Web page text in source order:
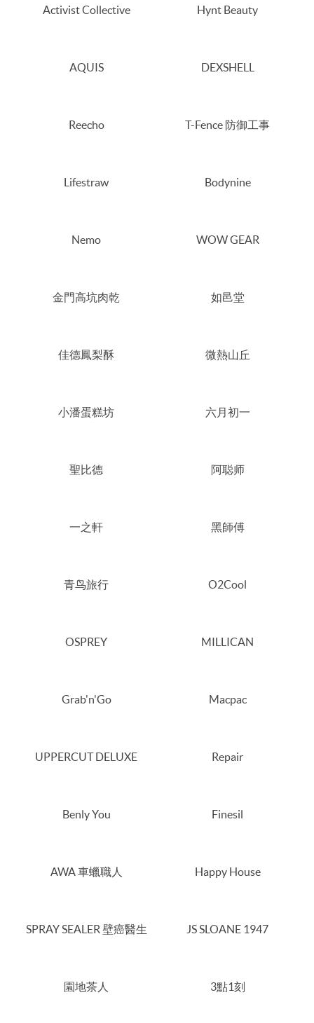
Activist Collective Hynt Beauty
AQUIS DEXSHELL
Reecho T-Fence 防御工事
Lifestraw Bodynine
Nemo WOW GEAR
金門高坑肉乾 如邑堂
佳德鳳梨酥 微熱山丘
小潘蛋糕坊 六月初一
聖比德 阿聪师
一之軒 黑師傅
青鸟旅行 O2Cool
OSPREY MILLICAN
Grab'n'Go Macpac
UPPERCUT DELUXE Repair
Benly You Finesil
AWA 車蠟職人 Happy House
SPRAY SEALER 壁癌醫生 JS SLOANE 1947
園地茶人 3點1刻